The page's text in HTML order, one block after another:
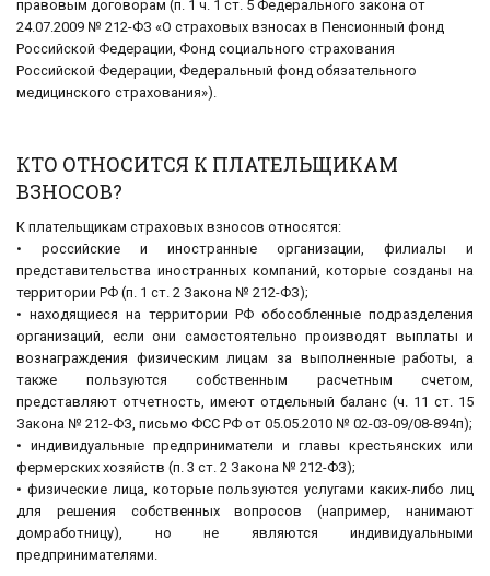
правовым договорам (п. 1 ч. 1 ст. 5 Федерального закона от
24.07.2009 № 212-ФЗ «О страховых взносах в Пенсионный фонд
Российской Федерации, Фонд социального страхования
Российской Федерации, Федеральный фонд обязательного
медицинского страхования»).
КТО ОТНОСИТСЯ К ПЛАТЕЛЬЩИКАМ
ВЗНОСОВ?
К плательщикам страховых взносов относятся:
• российские и иностранные организации, филиалы и
представительства иностранных компаний, которые созданы на
территории РФ (п. 1 ст. 2 Закона № 212-ФЗ);
• находящиеся на территории РФ обособленные подразделения
организаций, если они самостоятельно производят выплаты и
вознаграждения физическим лицам за выполненные работы, а
также пользуются собственным расчетным счетом,
представляют отчетность, имеют отдельный баланс (ч. 11 ст. 15
Закона № 212-ФЗ, письмо ФСС РФ от 05.05.2010 № 02-03-09/08-894п);
• индивидуальные предприниматели и главы крестьянских или
фермерских хозяйств (п. 3 ст. 2 Закона № 212-ФЗ);
• физические лица, которые пользуются услугами каких-либо лиц
для решения собственных вопросов (например, нанимают
домработницу), но не являются индивидуальными
предпринимателями.